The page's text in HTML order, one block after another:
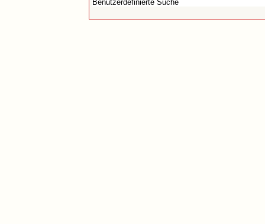
Benutzerdefinierte Suche